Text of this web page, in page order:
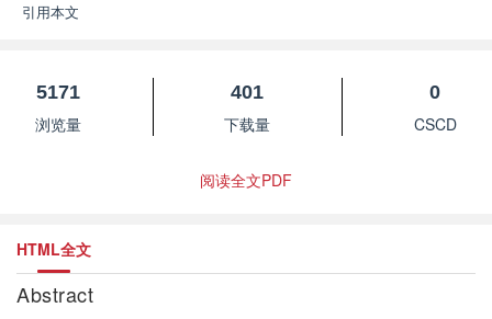
引用本文
5171
浏览量
401
下载量
0
CSCD
阅读全文PDF
HTML全文
Abstract